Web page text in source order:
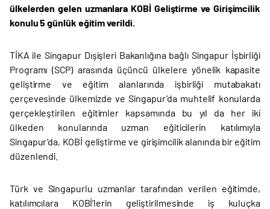
ülkelerden gelen uzmanlara KOBİ Geliştirme ve Girişimcilik
konulu 5 günlük eğitim verildi.
TİKA ile Singapur Dışişleri Bakanlığına bağlı Singapur İşbirliği
Programı (SCP) arasında üçüncü ülkelere yönelik kapasite
geliştirme ve eğitim alanlarında işbirliği mutabakatı
çerçevesinde ülkemizde ve Singapur’da muhtelif konularda
gerçekleştirilen eğitimler kapsamında bu yıl da her iki
ülkeden konularında uzman eğiticilerin katılımıyla
Singapur’da, KOBİ geliştirme ve girişimcilik alanında bir eğitim
düzenlendi.
Türk ve Singapurlu uzmanlar tarafından verilen eğitimde,
katılımcılara KOBİ’lerin geliştirilmesinde iş kuluçka